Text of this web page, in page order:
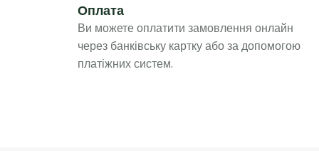
Оплата
Ви можете оплатити замовлення онлайн
через банківську картку або за допомогою
платіжних систем.